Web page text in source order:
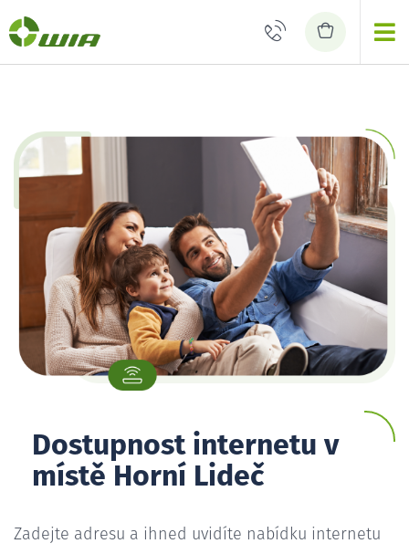
Dostupnost internetu v
místě Horní Lideč
Zadejte adresu a ihned uvidíte nabídku internetu